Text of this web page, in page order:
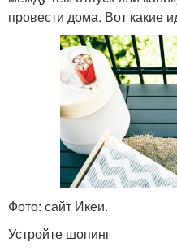
провести дома. Вот какие
Фото: сайт Икеи.
Устройте шопинг